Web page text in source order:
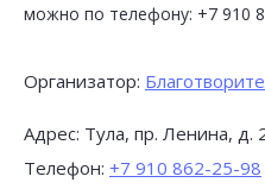
можно по телефону: +7 910
Организатор:
Адрес: Тула, пр. Ленина, д.
Телефон: +7 910 862-25-98
Бесплатные обеды для